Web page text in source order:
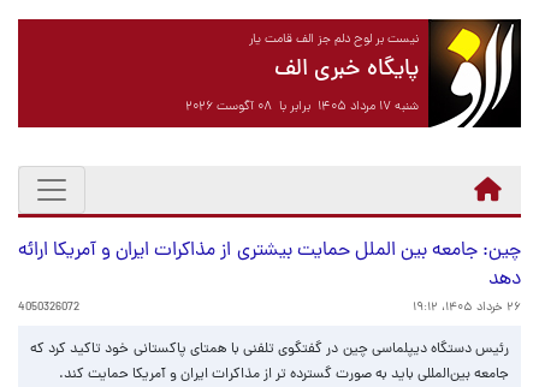
نیست بر لوح دلم جز الف قامت یار
پایگاه خبری الف
شنبه ۱۷ مرداد ۱۴۰۵ برابر با ۰۸ آگوست ۲۰۲۶
چین: جامعه بین الملل حمایت بیشتری از مذاکرات ایران و آمریکا ارائه
دهد
۲۶ خرداد ۱۴۰۵، ۱۹:۱۲ 4050326072
رئیس دستگاه دیپلماسی چین در گفتگوی تلفنی با همتای پاکستانی خود تاکید کرد که
جامعه بین‌المللی باید به صورت گسترده تر از مذاکرات ایران و آمریکا حمایت کند.